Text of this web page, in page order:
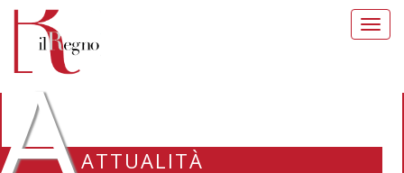
ATTUALITÀ